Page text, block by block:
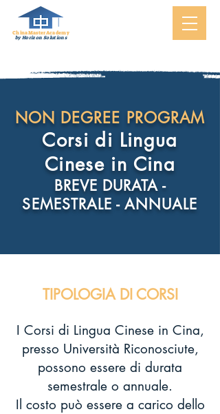
ChinaMasterAcademy
by Horizon Solutions
NON DEGREE PROGRAM
Corsi di Lingua
Cinese in Cina
BREVE DURATA -
SEMESTRALE - ANNUALE
TIPOLOGIA DI CORSI
I Corsi di Lingua Cinese in Cina,
presso Università Riconosciute,
possono essere di durata
semestrale o annuale.
Il costo può essere a carico dello